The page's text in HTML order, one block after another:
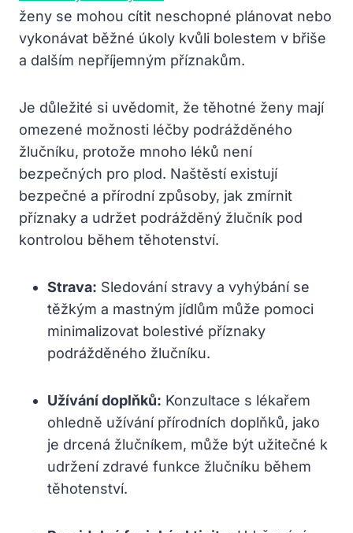
ženy se mohou cítit neschopné plánovat nebo
vykonávat běžné úkoly kvůli bolestem v břiše
a dalším nepříjemným příznakům.
Je důležité si uvědomit, že těhotné ženy mají
omezené možnosti léčby podrážděného
žlučníku, protože mnoho léků není
bezpečných pro plod. Naštěstí existují
bezpečné a přírodní způsoby, jak zmírnit
příznaky a udržet podrážděný žlučník pod
kontrolou během těhotenství.
Strava: Sledování stravy a vyhýbání se
těžkým a mastným jídlům může pomoci
minimalizovat bolestivé příznaky
podrážděného žlučníku.
Užívání doplňků: Konzultace s lékařem
ohledně užívání přírodních doplňků, jako
je drcená žlučníkem, může být užitečné k
udržení zdravé funkce žlučníku během
těhotenství.